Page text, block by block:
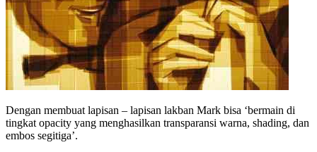
Dengan membuat lapisan – lapisan lakban Mark bisa ‘bermain di
tingkat opacity yang menghasilkan transparansi warna, shading, dan
embos segitiga’.